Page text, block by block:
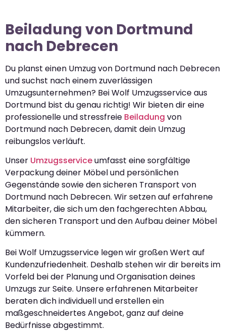
Beiladung von Dortmund
nach Debrecen
Du planst einen Umzug von Dortmund nach Debrecen
und suchst nach einem zuverlässigen
Umzugsunternehmen? Bei Wolf Umzugsservice aus
Dortmund bist du genau richtig! Wir bieten dir eine
professionelle und stressfreie Beiladung von
Dortmund nach Debrecen, damit dein Umzug
reibungslos verläuft.
Unser Umzugsserviceumfasst eine sorgfältige
Verpackung deiner Möbel und persönlichen
Gegenstände sowie den sicheren Transport von
Dortmund nach Debrecen. Wir setzen auf erfahrene
Mitarbeiter, die sich um den fachgerechten Abbau,
den sicheren Transport und den Aufbau deiner Möbel
kümmern.
Bei Wolf Umzugsservice legen wir großen Wert auf
Kundenzufriedenheit. Deshalb stehen wir dir bereits im
Vorfeld bei der Planung und Organisation deines
Umzugs zur Seite. Unsere erfahrenen Mitarbeiter
beraten dich individuell und erstellen ein
maßgeschneidertes Angebot, ganz auf deine
Bedürfnisse abgestimmt.